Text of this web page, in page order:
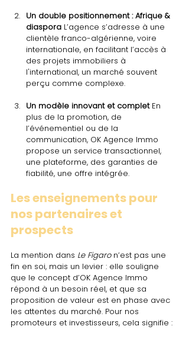
Un double positionnement : Afrique &
diaspora L’agence s’adresse à une
clientèle franco-algérienne, voire
internationale, en facilitant l’accès à
des projets immobiliers à
l'international, un marché souvent
perçu comme complexe.
Un modèle innovant et complet En
plus de la promotion, de
l’événementiel ou de la
communication, OK Agence Immo
propose un service transactionnel,
une plateforme, des garanties de
fiabilité, une offre intégrée.
Les enseignements pour
nos partenaires et
prospects
La mention dans Le Figaro n’est pas une
fin en soi, mais un levier : elle souligne
que le concept d’OK Agence Immo
répond à un besoin réel, et que sa
proposition de valeur est en phase avec
les attentes du marché. Pour nos
promoteurs et investisseurs, cela signifie :